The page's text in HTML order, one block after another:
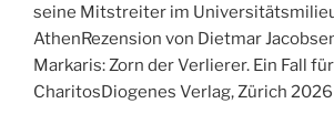
seine Mitstreiter im
AthenRezension von Dietmar
Markaris: Zorn der Verlierer. Ein Fall
CharitosDiogenes Verlag, Zürich 2026